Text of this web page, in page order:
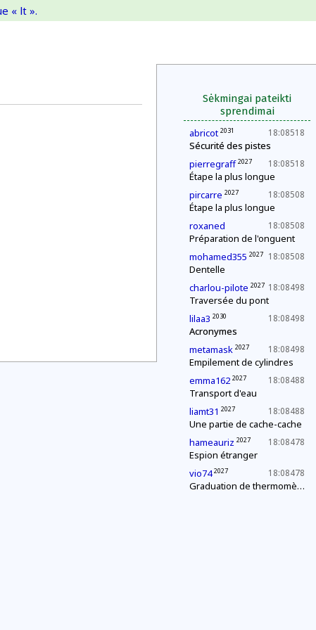
« lt ».
Sėkmingai pateikti
sprendimai
18:08518
abricot 2031
Sécurité des pistes
18:08518
pierregraff 2027
Étape la plus longue
18:08508
pircarre 2027
Étape la plus longue
18:08508
roxaned
Préparation de l'onguent
18:08508
mohamed355 2027
Dentelle
18:08498
charlou-pilote 2027
Traversée du pont
18:08498
lilaa3 2030
Acronymes
18:08498
metamask 2027
Empilement de cylindres
18:08488
emma162 2027
Transport d'eau
18:08488
liamt31 2027
Une partie de cache-cache
18:08478
hameauriz 2027
Espion étranger
18:08478
vio74 2027
Graduation de thermomètres